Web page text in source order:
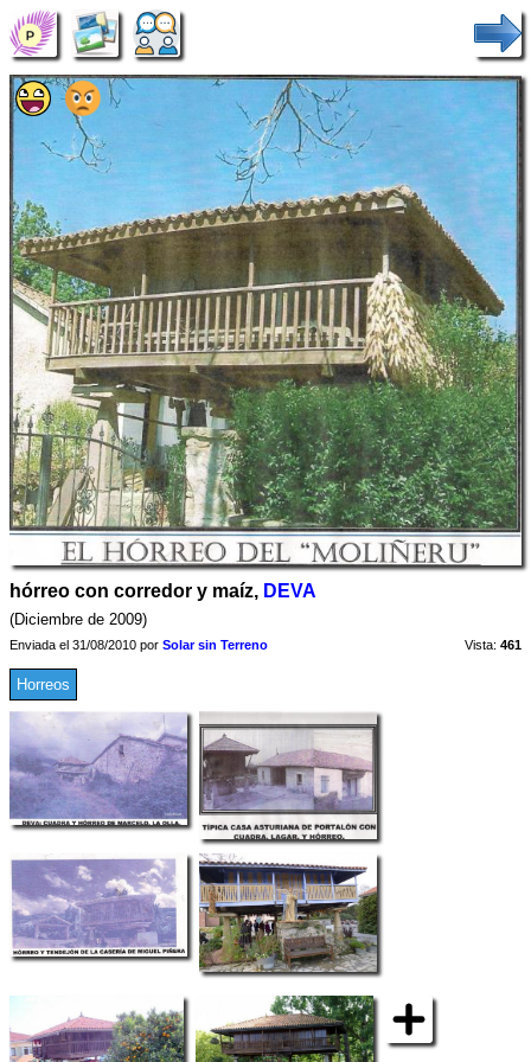
hórreo con corredor y maíz, DEVA
(Diciembre de 2009)
Enviada el 31/08/2010 por Solar sin Terreno Vista: 461
Horreos